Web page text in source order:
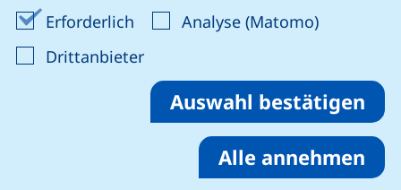
Erforderlich Erforderliche Cookies akzeptieren
Analyse (Matomo)Analyse-
Drittanbieter: Cookies von Drittanbieter
Auswahl bestätigen
Alle annehmen
Datenschutz
Erklärung zur Barrierefreiheit